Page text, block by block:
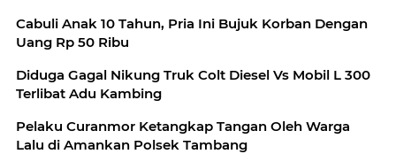
Cabuli Anak 10 Tahun, Pria Ini Bujuk Korban Dengan
Uang Rp 50 Ribu
Diduga Gagal Nikung Truk Colt Diesel Vs Mobil L 300
Terlibat Adu Kambing
Pelaku Curanmor Ketangkap Tangan Oleh Warga
Lalu di Amankan Polsek Tambang